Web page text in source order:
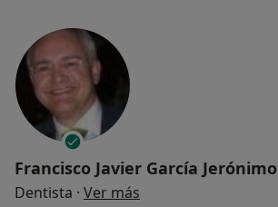
Francisco Javier García Jerónimo
Dentista · Ver más